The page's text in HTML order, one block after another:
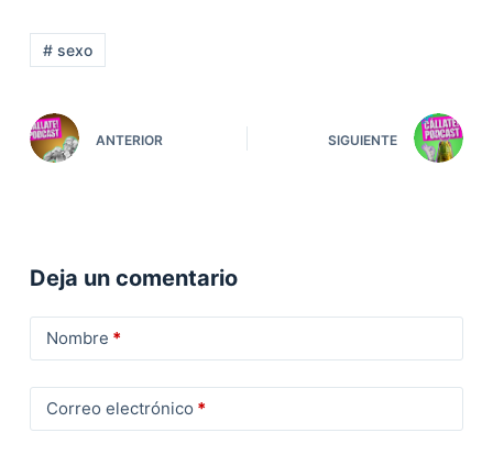
# sexo
ANTERIOR SIGUIENTE
Deja un comentario
Nombre *
Correo electrónico *